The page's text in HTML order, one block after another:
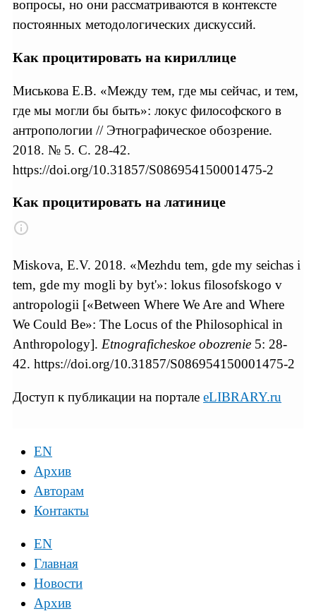
вопросы, но они рассматриваются в контексте
постоянных методологических дискуссий.
Как процитировать на кириллице
Миськова Е.В. «Между тем, где мы сейчас, и тем,
где мы могли бы быть»: локус философского в
антропологии // Этнографическое обозрение.
2018. № 5. С. 28-42.
https://doi.org/10.31857/S086954150001475-2
Как процитировать на латинице
Miskova, E.V. 2018. «Mezhdu tem, gde my seichas i
tem, gde my mogli by byt'»: lokus filosofskogo v
antropologii [«Between Where We Are and Where
We Could Be»: The Locus of the Philosophical in
Anthropology]. Etnograficheskoe obozrenie 5: 28-
42. https://doi.org/10.31857/S086954150001475-2
Доступ к публикации на портале eLIBRARY.ru
EN
Архив
Авторам
Контакты
EN
Главная
Новости
Архив